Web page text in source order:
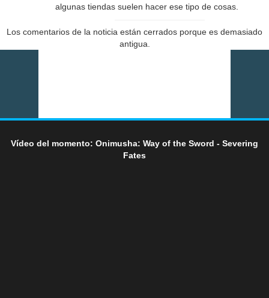
algunas tiendas suelen hacer ese tipo de cosas.
Los comentarios de la noticia están cerrados porque es demasiado
antigua.
Vídeo del momento: Onimusha: Way of the Sword - Severing
Fates